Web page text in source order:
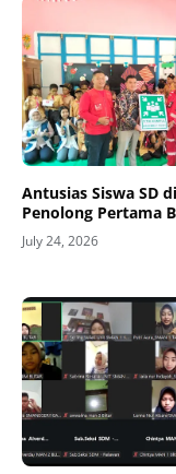
Antusias Siswa SD
Penolong Pertama
July 24, 2026